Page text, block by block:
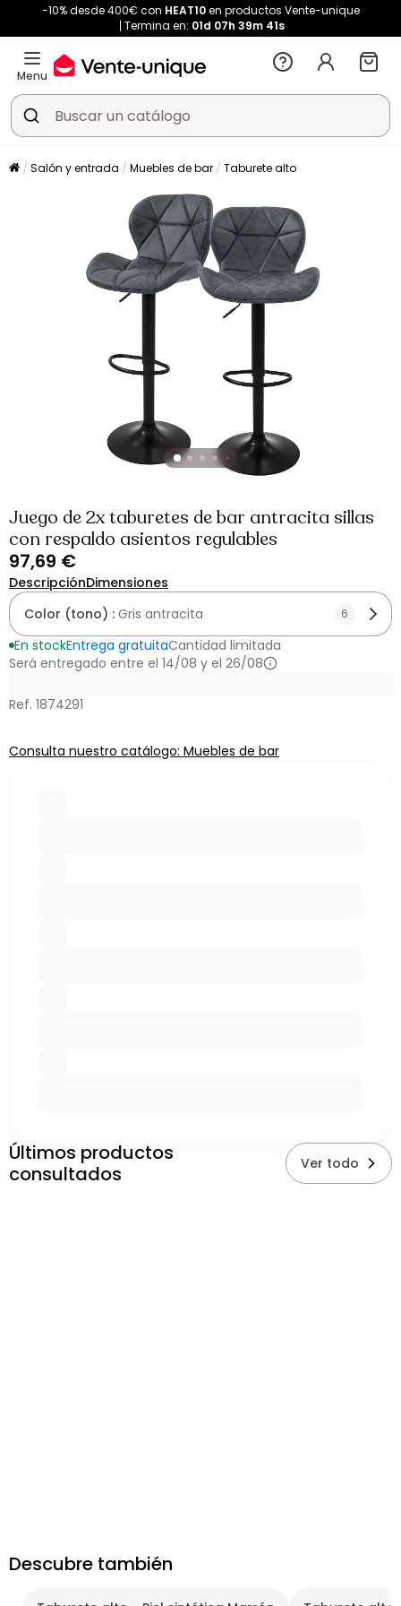
-10% desde 400€ con HEAT10en productos Vente-unique
Termina en: 01d 07h 39m 41s
Menu
Salón y entrada Muebles de bar Taburete alto
Juego de 2x taburetes de bar antracita sillas
con respaldo asientos regulables
97,69 €
DescripciónDimensiones
Color (tono) : Gris antracita 6
En stockEntrega gratuitaCantidad limitada
Será entregado entre el 14/08 y el 26/08
Ref. 1874291
Consulta nuestro catálogo: Muebles de bar
Últimos productos
consultados
Ver todo
Descubre también